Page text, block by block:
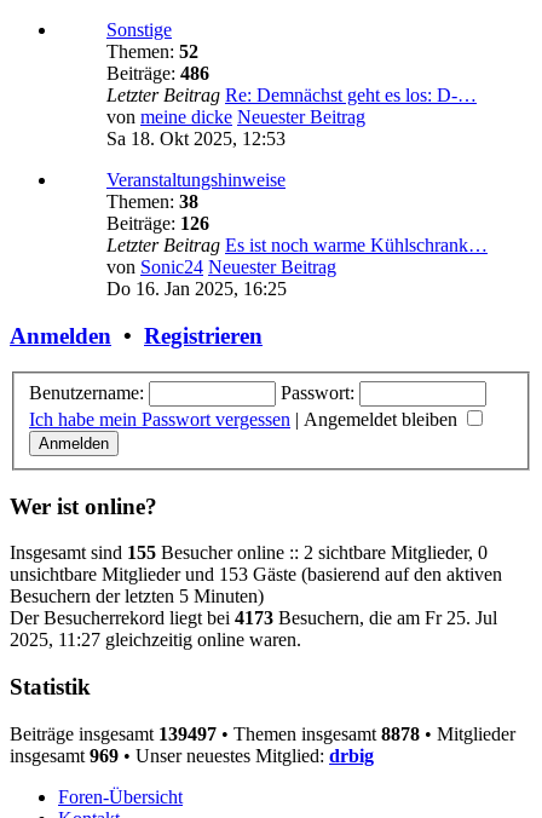
Sonstige
Themen: 52
Beiträge: 486
Letzter Beitrag Re: Demnächst geht es los: D-…
von meine dicke Neuester Beitrag
Sa 18. Okt 2025, 12:53
Veranstaltungshinweise
Themen: 38
Beiträge: 126
Letzter Beitrag Es ist noch warme Kühlschrank…
von Sonic24 Neuester Beitrag
Do 16. Jan 2025, 16:25
Anmelden • Registrieren
Benutzername:
Passwort:
Ich habe mein Passwort vergessen | Angemeldet bleiben
Wer ist online?
Insgesamt sind 155 Besucher online :: 2 sichtbare Mitglieder, 0
unsichtbare Mitglieder und 153 Gäste (basierend auf den aktiven
Besuchern der letzten 5 Minuten)
Der Besucherrekord liegt bei 4173 Besuchern, die am Fr 25. Jul
2025, 11:27 gleichzeitig online waren.
Statistik
Beiträge insgesamt 139497 • Themen insgesamt 8878 • Mitglieder
insgesamt 969 • Unser neuestes Mitglied: drbig
Foren-Übersicht